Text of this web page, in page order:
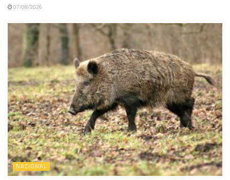
07/08/2026
NACIONAL